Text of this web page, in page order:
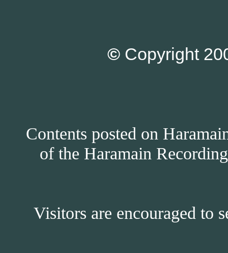
© Copyright
Contents posted on
of the Haramain
Visitors are encouraged to